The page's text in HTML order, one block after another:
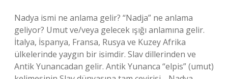
Nadya ismi ne anlama gelir? “Nadja” ne anlama
geliyor? Umut ve/veya gelecek ışığı anlamına gelir.
İtalya, İspanya, Fransa, Rusya ve Kuzey Afrika
ülkelerinde yaygın bir isimdir. Slav dillerinden ve
Antik Yunancadan gelir. Antik Yunanca “elpis” (umut)